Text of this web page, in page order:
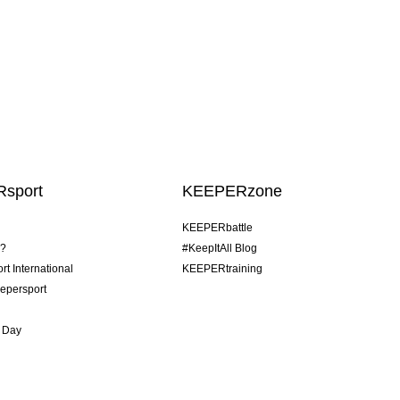
International
KEEPERzone
KEEPERbattle
#KeepItAll Blog
KEEPERtraining